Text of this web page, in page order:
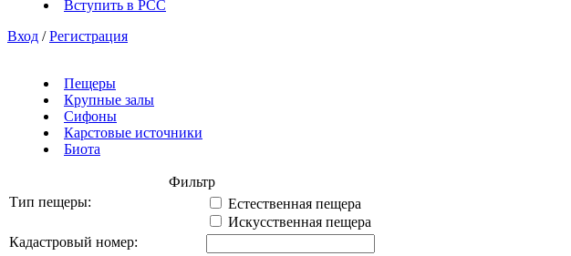
Вступить в РСС
Вход / Регистрация
Пещеры
Крупные залы
Сифоны
Карстовые источники
Биота
Фильтр
Тип пещеры:
Естественная пещера
Искусственная пещера
Кадастровый номер: